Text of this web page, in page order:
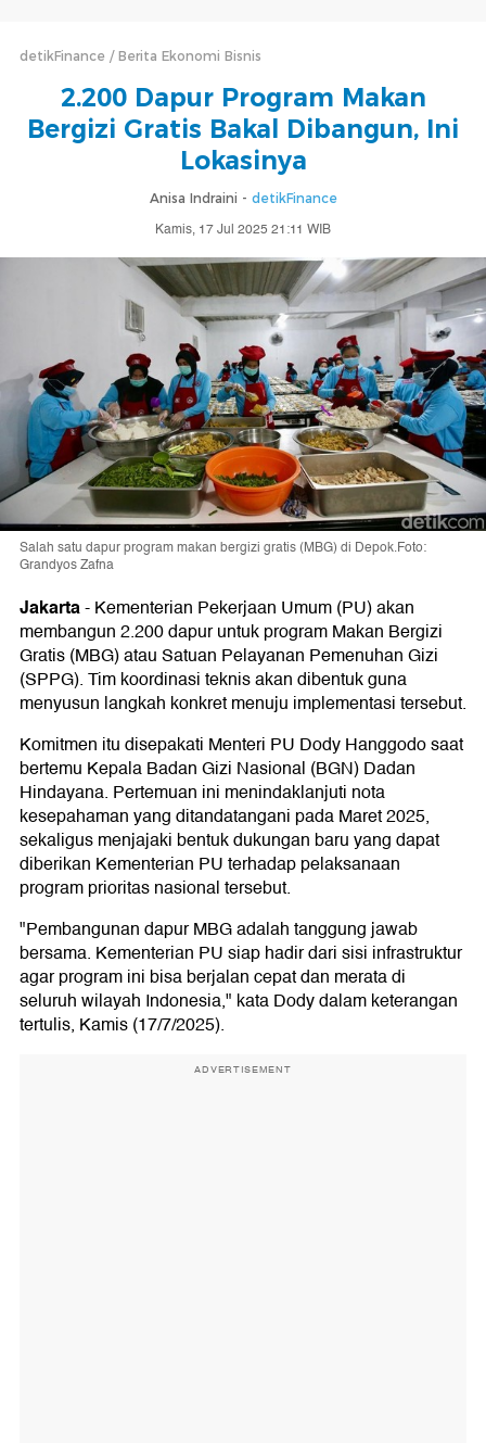
detikFinance Berita Ekonomi Bisnis
2.200 Dapur Program Makan
Bergizi Gratis Bakal Dibangun, Ini
Lokasinya
Anisa Indraini - detikFinance
Kamis, 17 Jul 2025 21:11 WIB
Salah satu dapur program makan bergizi gratis (MBG) di Depok.Foto:
Grandyos Zafna
Jakarta-Kementerian Pekerjaan Umum (PU) akan
membangun 2.200 dapur untuk program Makan Bergizi
Gratis (MBG) atau Satuan Pelayanan Pemenuhan Gizi
(SPPG). Tim koordinasi teknis akan dibentuk guna
menyusun langkah konkret menuju implementasi tersebut.
Komitmen itu disepakati Menteri PU Dody Hanggodo saat
bertemu Kepala Badan Gizi Nasional (BGN) Dadan
Hindayana. Pertemuan ini menindaklanjuti nota
kesepahaman yang ditandatangani pada Maret 2025,
sekaligus menjajaki bentuk dukungan baru yang dapat
diberikan Kementerian PU terhadap pelaksanaan
program prioritas nasional tersebut.
"Pembangunan dapur MBG adalah tanggung jawab
bersama. Kementerian PU siap hadir dari sisi infrastruktur
agar program ini bisa berjalan cepat dan merata di
seluruh wilayah Indonesia," kata Dody dalam keterangan
tertulis, Kamis (17/7/2025).
ADVERTISEMENT